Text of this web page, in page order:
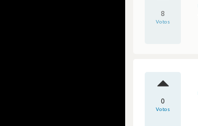
8
Votos
0
Votos